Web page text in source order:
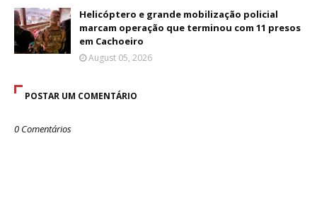
Helicóptero e grande mobilização policial
marcam operação que terminou com 11 presos
em Cachoeiro
August 05, 2026
POSTAR UM COMENTÁRIO
0 Comentários